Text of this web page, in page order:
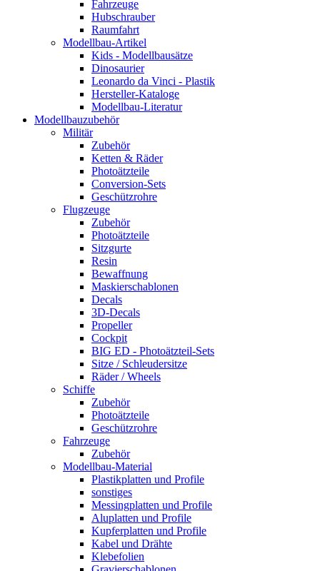
Fahrzeuge
Hubschrauber
Raumfahrt
Modellbau-Artikel
Kids - Modellbausätze
Dinosaurier
Leonardo da Vinci - Plastik
Hersteller-Kataloge
Modellbau-Literatur
Modellbauzubehör
Militär
Zubehör
Ketten & Räder
Photoätzteile
Conversion-Sets
Geschützrohre
Flugzeuge
Zubehör
Photoätzteile
Sitzgurte
Resin
Bewaffnung
Maskierschablonen
Decals
3D-Decals
Propeller
Cockpit
BIG ED - Photoätzteil-Sets
Sitze / Schleudersitze
Räder / Wheels
Schiffe
Zubehör
Photoätzteile
Geschützrohre
Fahrzeuge
Zubehör
Modellbau-Material
Plastikplatten und Profile
sonstiges
Messingplatten und Profile
Aluplatten und Profile
Kupferplatten und Profile
Kabel und Drähte
Klebefolien